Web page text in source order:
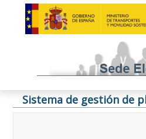
Sistema de gestión de